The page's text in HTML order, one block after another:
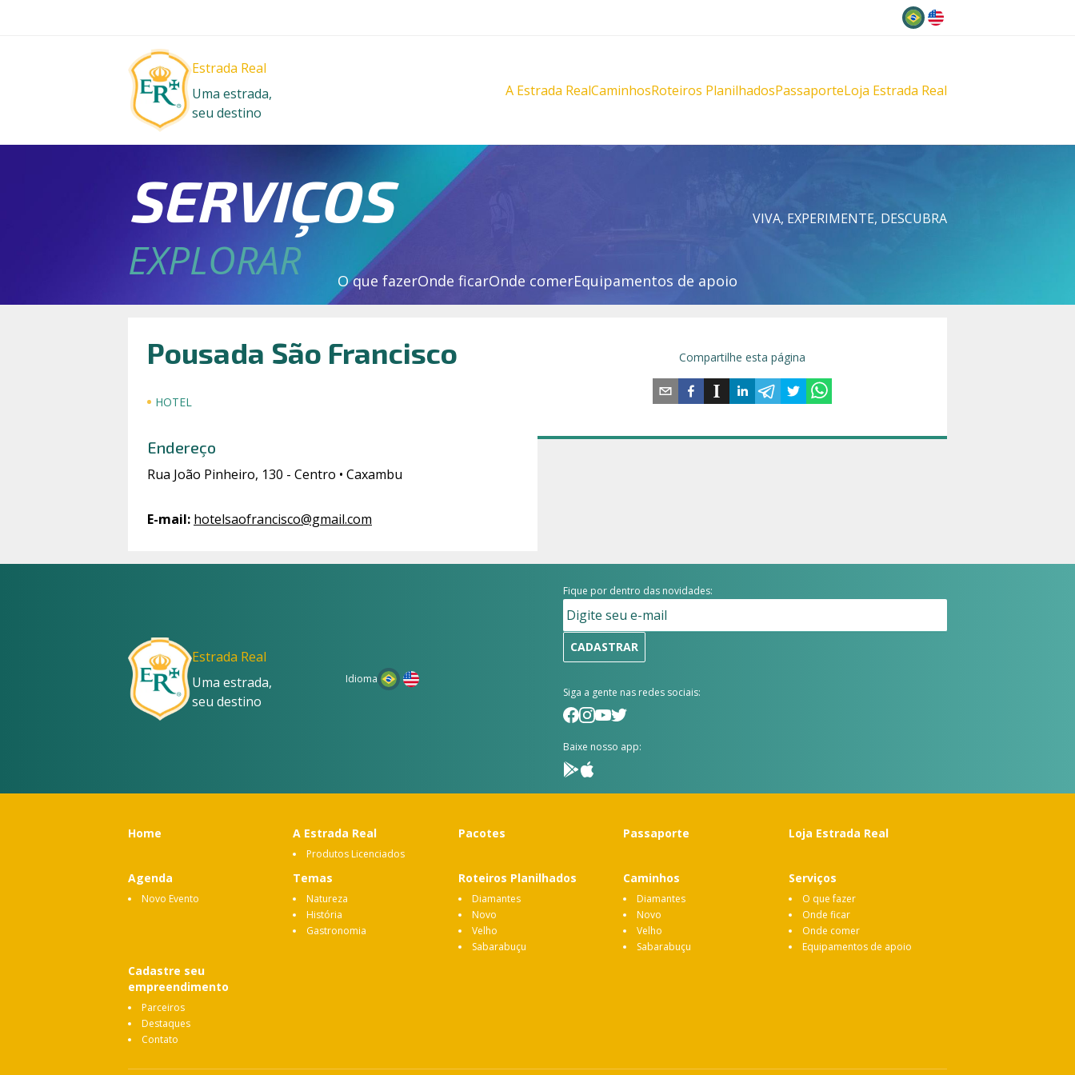
Estrada Real
Uma estrada,
seu destino
A Estrada RealCaminhosRoteiros PlanilhadosPassaporteLoja Estrada Real
SERVIÇOS VIVA, EXPERIMENTE, DESCUBRA
EXPLORAR O que fazerOnde ficarOnde comerEquipamentos de apoio
Pousada São Francisco
HOTEL
Endereço
Rua João Pinheiro, 130 - Centro • Caxambu
E-mail: hotelsaofrancisco@gmail.com
Compartilhe esta página
Estrada Real
Uma estrada,
seu destino
Idioma
Fique por dentro das novidades:
CADASTRAR
Siga a gente nas redes sociais:
Baixe nosso app:
Home A Estrada Real
Produtos Licenciados
Pacotes Passaporte Loja Estrada Real
Agenda
Novo Evento
Temas
Natureza
História
Gastronomia
Roteiros Planilhados
Diamantes
Novo
Velho
Sabarabuçu
Caminhos
Diamantes
Novo
Velho
Sabarabuçu
Serviços
O que fazer
Onde ficar
Onde comer
Equipamentos de apoio
Cadastre seu
empreendimento
Parceiros
Destaques
Contato